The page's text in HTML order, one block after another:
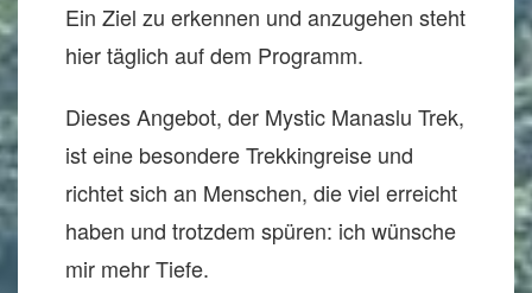
Ein Ziel zu erkennen und anzugehen steht
hier täglich auf dem Programm.
Dieses Angebot, der Mystic Manaslu Trek,
ist eine besondere Trekkingreise und
richtet sich an Menschen, die viel erreicht
haben und trotzdem spüren: ich wünsche
mir mehr Tiefe.